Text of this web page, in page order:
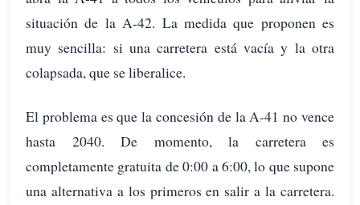
situación de la A-42. La medida que proponen es
muy sencilla: si una carretera está vacía y la otra
colapsada, que se liberalice.
El problema es que la concesión de la A-41 no vence
hasta 2040. De momento, la carretera es
completamente gratuita de 0:00 a 6:00, lo que supone
una alternativa a los primeros en salir a la carretera.